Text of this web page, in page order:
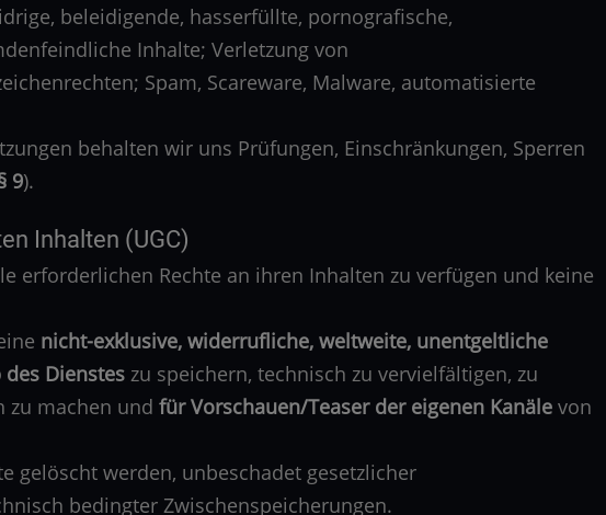
beleidigende, hasserfüllte, pornografische,
Inhalte; Verletzung von
Spam, Scareware, Malware, automatisierte
behalten wir uns Prüfungen, Einschränkungen, Sperren
9).
Inhalten (UGC)
erforderlichen Rechte an ihren Inhalten zu verfügen und keine
nicht-exklusive, widerrufliche, weltweite, unentgeltliche
Dienstes zu speichern, technisch zu vervielfältigen, zu
zu machen und für Vorschauen/Teaser der eigenen Kanäle von
gelöscht werden, unbeschadet gesetzlicher
bedingter Zwischenspeicherungen.